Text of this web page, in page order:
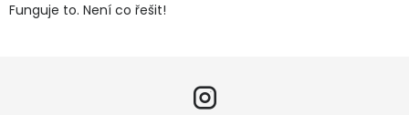
Funguje to. Není co řešit!